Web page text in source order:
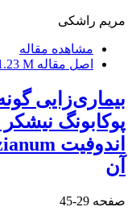
مریم راشکی
مشاهده مقاله
اصل مقاله M
بیماری‌زایی
پوکابونگ نیشکر
آن
صفحه 29-45